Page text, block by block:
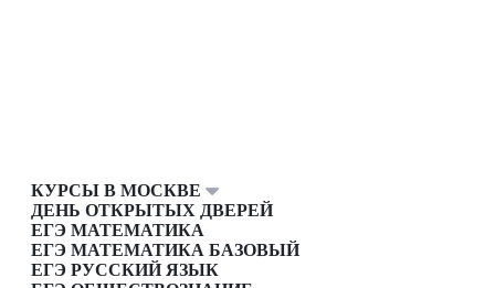
КУРСЫ В МОСКВЕ
ДЕНЬ ОТКРЫТЫХ ДВЕРЕЙ
ЕГЭ МАТЕМАТИКА
ЕГЭ МАТЕМАТИКА БАЗОВЫЙ
ЕГЭ РУССКИЙ ЯЗЫК